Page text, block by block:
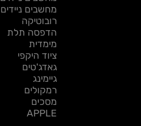
מחשבים ניידים
רובוטיקה
הדפסה תלת
מימדית
ציוד היקפי
גאדג'טים
גיימינג
רמקולים
מסכים
APPLE